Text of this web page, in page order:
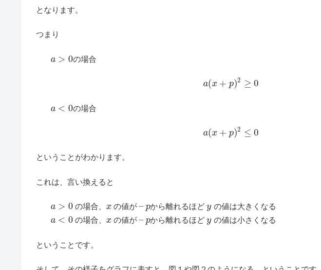
となります。
つまり
a > 0の場合
a(x + p)2 ≥ 0
a < 0の場合
a(x + p)2 ≤ 0
ということがわかります。
これは、言い換えると
a > 0 の場合、 x の値が– pから離れるほどy の値は大きくなる
a < 0 の場合、 x の値が– pから離れるほどy の値は小さくなる
ということです。